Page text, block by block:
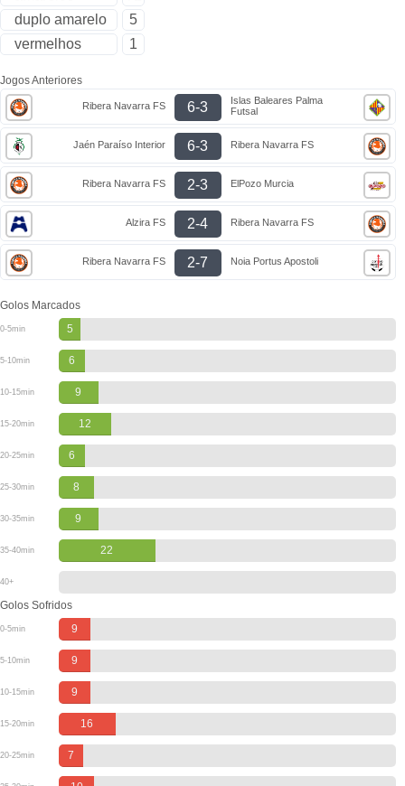
duplo amarelo
5
vermelhos
1
Jogos Anteriores
Ribera Navarra FS 6-3
Islas Baleares Palma
Futsal
Jaén Paraíso Interior 6-3 Ribera Navarra FS
Ribera Navarra FS 2-3 ElPozo Murcia
Alzira FS 2-4 Ribera Navarra FS
Ribera Navarra FS 2-7 Noia Portus Apostoli
Golos Marcados
0-5min 5
5-10min 6
10-15min 9
15-20min 12
20-25min 6
25-30min 8
30-35min 9
35-40min 22
40+
Golos Sofridos
0-5min 9
5-10min 9
10-15min 9
15-20min 16
20-25min 7